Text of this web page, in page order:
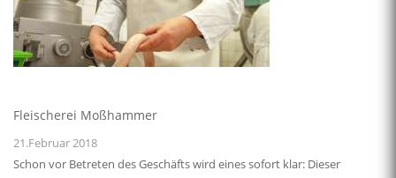
Fleischerei Moßhammer
21.Februar 2018
Schon vor Betreten des Geschäfts wird eines sofort klar: Dieser